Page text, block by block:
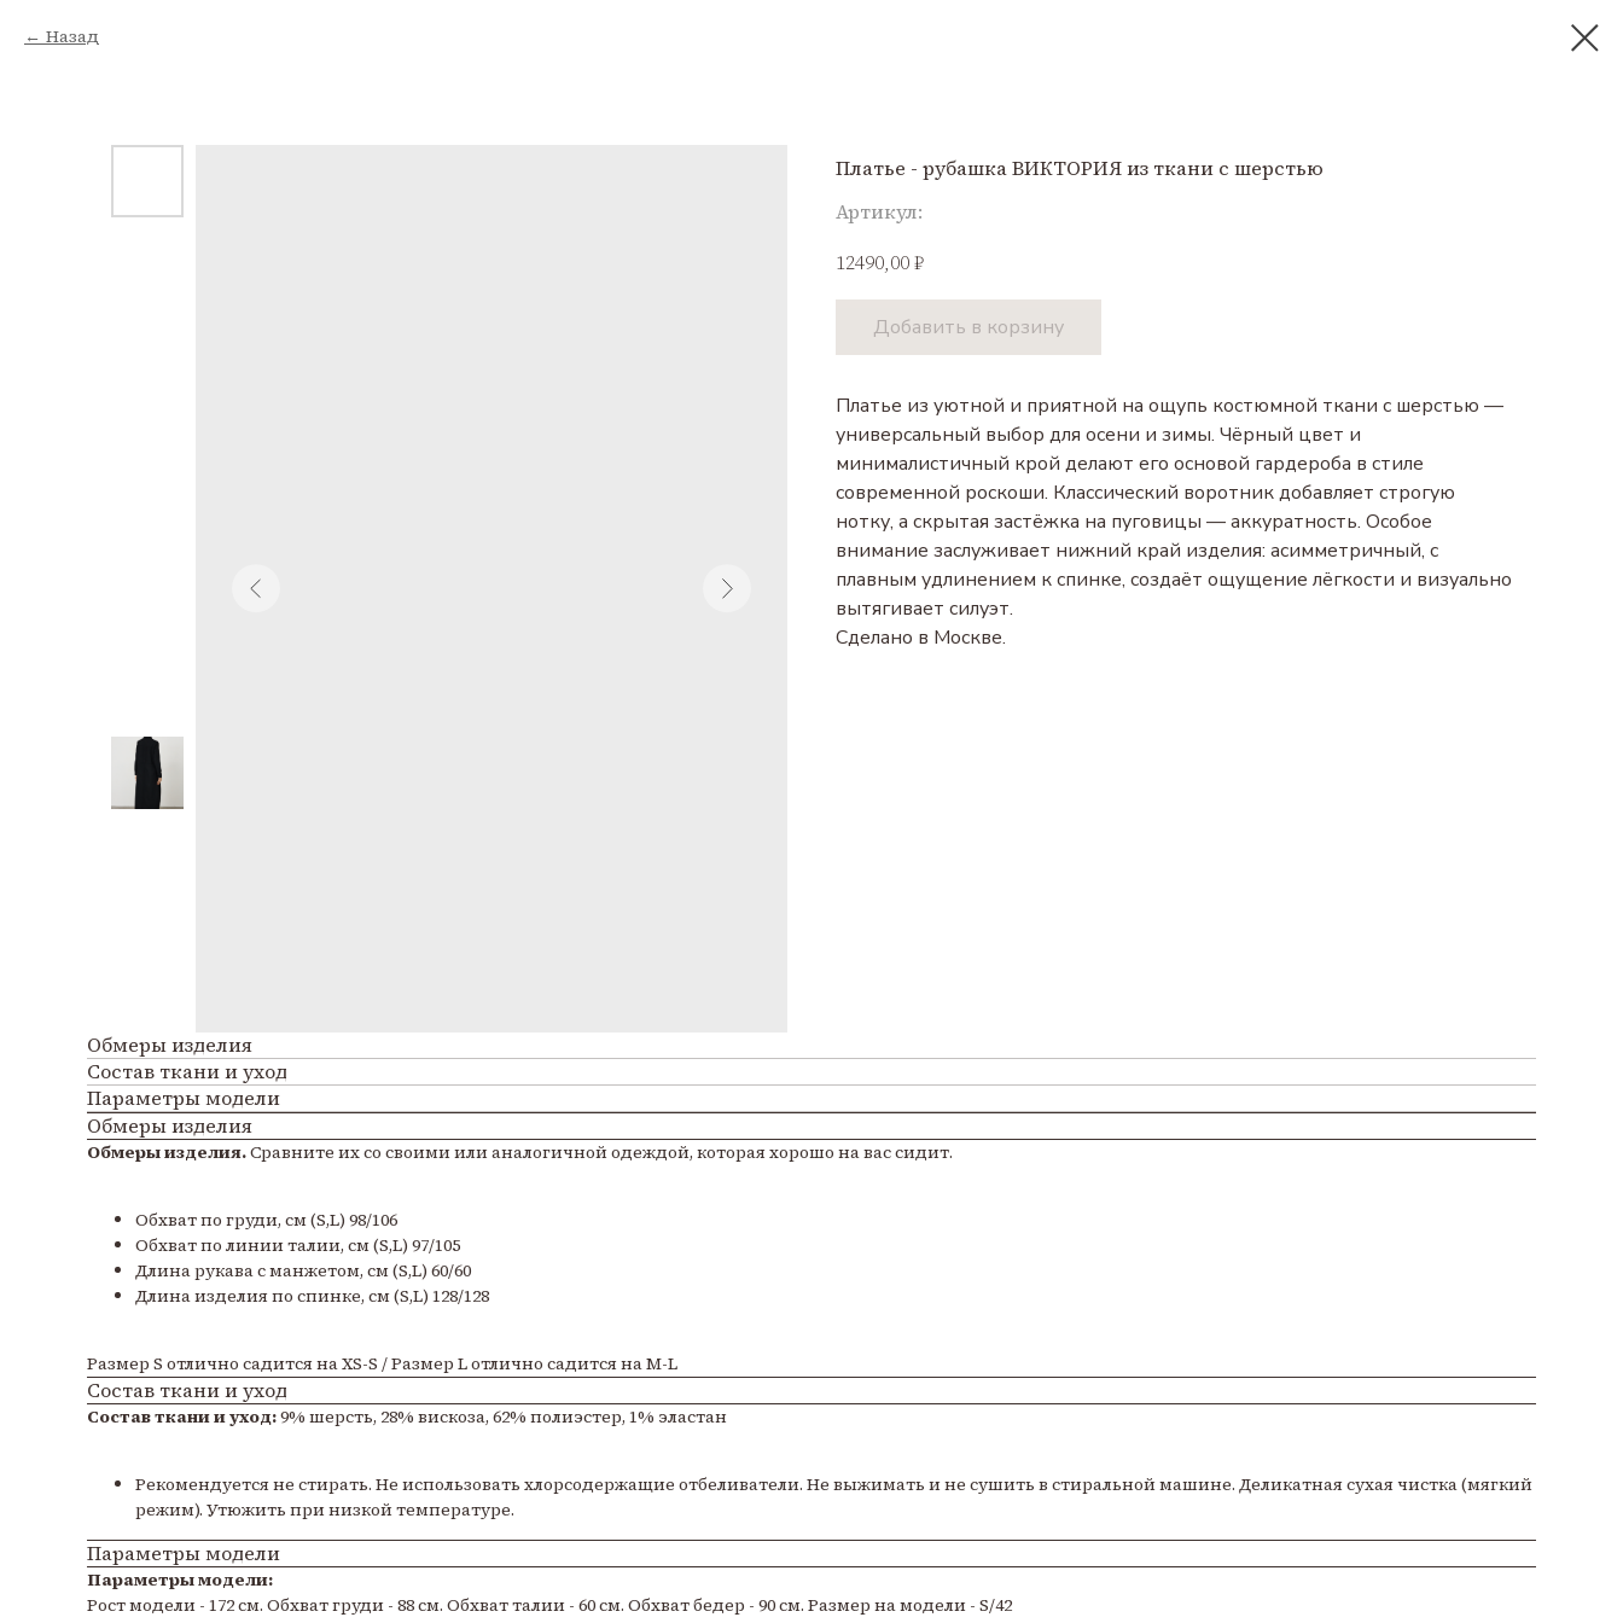
Назад
Платье - рубашка ВИКТОРИЯ из ткани с шерстью
Артикул:
12490,00₽
Добавить в корзину
Платье из уютной и приятной на ощупь костюмной ткани с шерстью —
универсальный выбор для осени и зимы. Чёрный цвет и
минималистичный крой делают его основой гардероба в стиле
современной роскоши. Классический воротник добавляет строгую
нотку, а скрытая застёжка на пуговицы — аккуратность. Особое
внимание заслуживает нижний край изделия: асимметричный, с
плавным удлинением к спинке, создаёт ощущение лёгкости и визуально
вытягивает силуэт.
Сделано в Москве.
Обмеры изделия
Состав ткани и уход
Параметры модели
Обмеры изделия
Обмеры изделия.Сравните их со своими или аналогичной одеждой, которая хорошо на вас сидит.
Обхват по груди, см (S,L) 98/106
Обхват по линии талии, см (S,L) 97/105
Длина рукава с манжетом, см (S,L) 60/60
Длина изделия по спинке, см (S,L) 128/128
Размер S отлично садится на XS-S / Размер L отлично садится на M-L
Состав ткани и уход
Состав ткани и уход:9% шерсть, 28% вискоза, 62% полиэстер, 1% эластан
Рекомендуется не стирать. Не использовать хлорсодержащие отбеливатели. Не выжимать и не сушить в стиральной машине. Деликатная сухая чистка (мягкий
режим). Утюжить при низкой температуре.
Параметры модели
Параметры модели:
Рост модели - 172 см. Обхват груди - 88 см. Обхват талии - 60 см. Обхват бедер - 90 см. Размер на модели - S/42